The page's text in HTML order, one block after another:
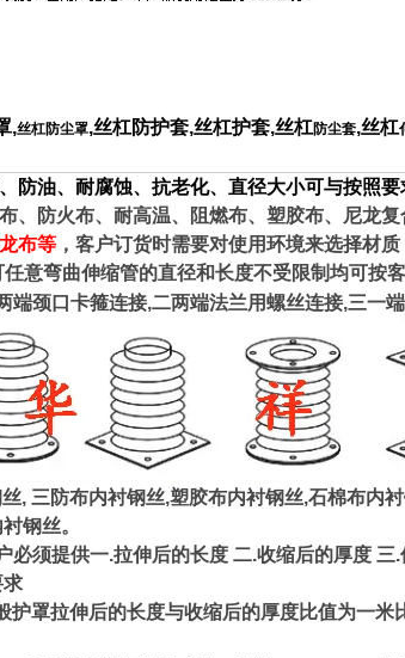
,丝杠防尘罩,丝杠防护套,丝杠护套,丝杠防尘套,丝杠
防油、耐腐蚀、抗老化、直径大小可与按照要
防火布、耐高温、阻燃布、塑胶布、尼龙复
布等 ，客户订货时需要对使用环境来选择材质
任意弯曲伸缩管的直径和长度不受限制均可按
颈口卡箍连接,二两端法兰用螺丝连接,三一
三防布内衬钢丝,塑胶布内衬钢丝,石棉布内
钢丝。
须提供一.拉伸后的长度 二.收缩后的厚度 三.
求
罩拉伸后的长度与收缩后的厚度比值为一米